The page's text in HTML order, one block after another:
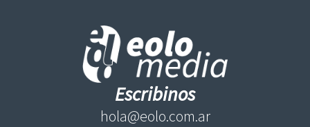
Escribinos
hola@eolo.com.ar